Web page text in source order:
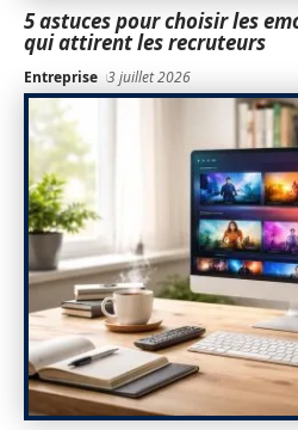
5 astuces pour choisir les
qui attirent les recruteurs
Entreprise 3 juillet 2026